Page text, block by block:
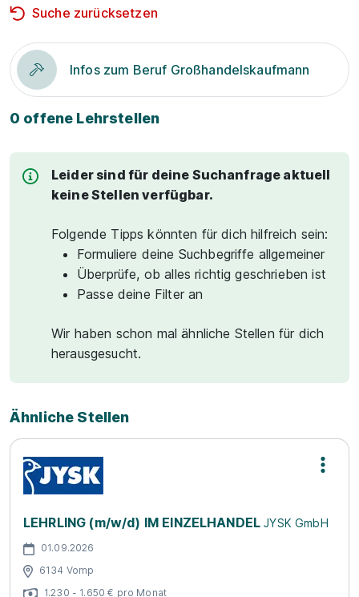
Suche zurücksetzen
Infos zum Beruf Großhandelskaufmann
0 offene Lehrstellen
Leider sind für deine Suchanfrage aktuell
keine Stellen verfügbar.
Folgende Tipps könnten für dich hilfreich sein:
Formuliere deine Suchbegriffe allgemeiner
Überprüfe, ob alles richtig geschrieben ist
Passe deine Filter an
Wir haben schon mal ähnliche Stellen für dich
herausgesucht.
Ähnliche Stellen
LEHRLING (m/w/d) IM EINZELHANDELJYSK GmbH
01.09.2026
6134 Vomp
1.230 - 1.650 € pro Monat